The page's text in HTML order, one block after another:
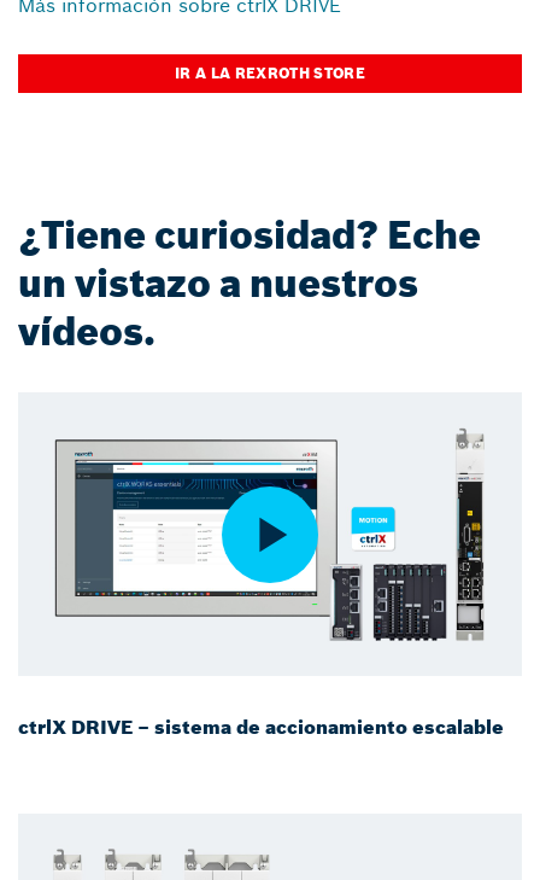
Más información sobre ctrlX DRIVE
IR A LA REXROTH STORE
¿Tiene curiosidad? Eche
un vistazo a nuestros
vídeos.
ctrlX DRIVE – sistema de accionamiento escalable